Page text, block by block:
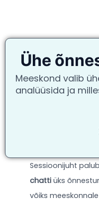
Ühe
Meeskond valib
analüüsida ja
Sessioonijuht
chatti üks
võiks